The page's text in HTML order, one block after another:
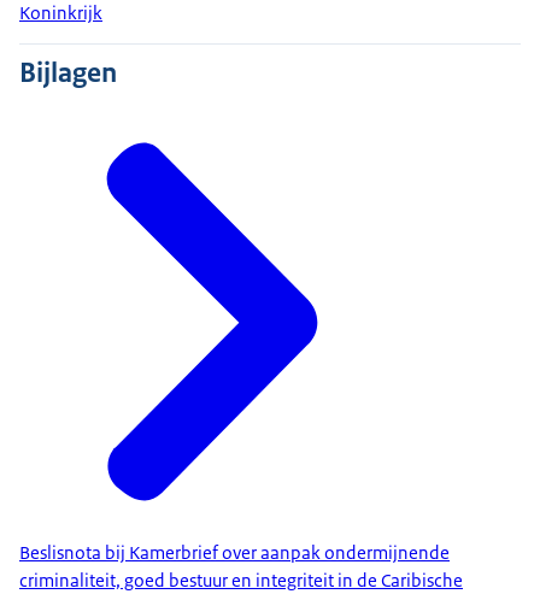
Koninkrijk
Bijlagen
Beslisnota bij Kamerbrief over aanpak ondermijnende
criminaliteit, goed bestuur en integriteit in de Caribische